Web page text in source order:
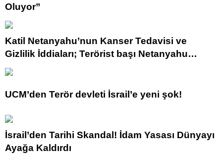
Oluyor”
Katil Netanyahu’nun Kanser Tedavisi ve
Gizlilik İddiaları; Terörist başı Netanyahu
Ölecekmi?
UCM’den Terör devleti İsrail’e yeni şok!
İsrail’den Tarihi Skandal! İdam Yasası Dünyayı
Ayağa Kaldırdı